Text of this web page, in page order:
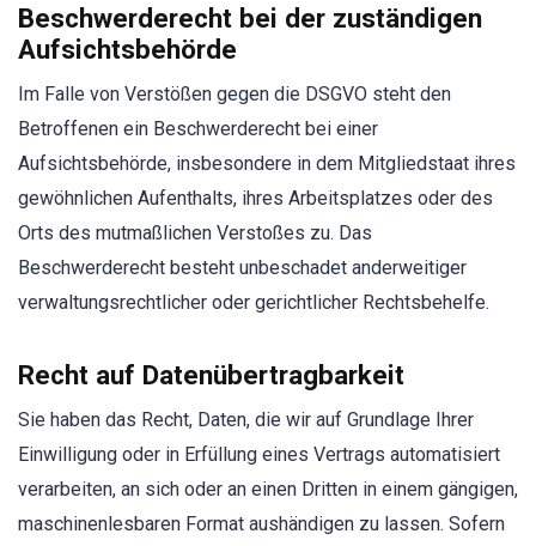
Beschwerderecht bei der zuständigen
Aufsichtsbehörde
Im Falle von Verstößen gegen die DSGVO steht den
Betroffenen ein Beschwerderecht bei einer
Aufsichtsbehörde, insbesondere in dem Mitgliedstaat ihres
gewöhnlichen Aufenthalts, ihres Arbeitsplatzes oder des
Orts des mutmaßlichen Verstoßes zu. Das
Beschwerderecht besteht unbeschadet anderweitiger
verwaltungsrechtlicher oder gerichtlicher Rechtsbehelfe.
Recht auf Datenübertragbarkeit
Sie haben das Recht, Daten, die wir auf Grundlage Ihrer
Einwilligung oder in Erfüllung eines Vertrags automatisiert
verarbeiten, an sich oder an einen Dritten in einem gängigen,
maschinenlesbaren Format aushändigen zu lassen. Sofern